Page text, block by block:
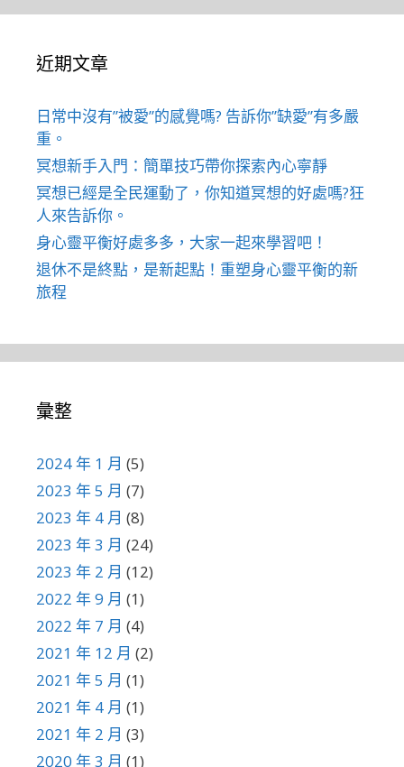
近期文章
日常中沒有”被愛”的感覺嗎? 告訴你”缺愛”有多嚴
重。
冥想新手入門：簡單技巧帶你探索內心寧靜
冥想已經是全民運動了，你知道冥想的好處嗎?狂
人來告訴你。
身心靈平衡好處多多，大家一起來學習吧！
退休不是終點，是新起點！重塑身心靈平衡的新
旅程
彙整
2024 年 1 月 (5)
2023 年 5 月 (7)
2023 年 4 月 (8)
2023 年 3 月 (24)
2023 年 2 月 (12)
2022 年 9 月 (1)
2022 年 7 月 (4)
2021 年 12 月 (2)
2021 年 5 月 (1)
2021 年 4 月 (1)
2021 年 2 月 (3)
2020 年 3 月 (1)